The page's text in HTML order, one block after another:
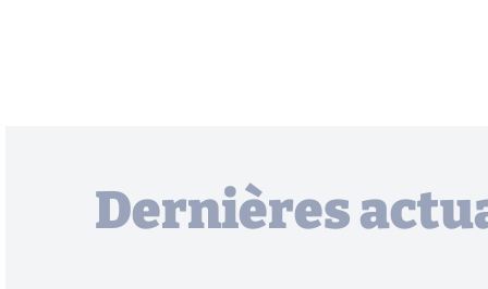
Dernières